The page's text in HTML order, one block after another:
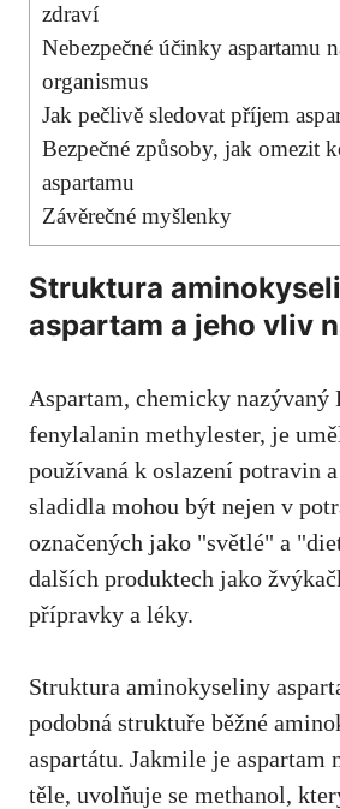
zdraví
Nebezpečné účinky aspartamu
organismus
Jak pečlivě sledovat příjem
Bezpečné způsoby, jak omezit
aspartamu
Závěrečné myšlenky
Struktura
aspartam a jeho vliv
Aspartam, chemicky
fenylalanin methylester, je⁣
používaná k oslazení potravin
sladidla mohou být nejen v
označených jako "světlé" a
dalších produktech jako
přípravky ‌a léky.
Struktura aminokyseliny
podobná struktuře běžné
aspartátu. Jakmile ⁢je aspartam
těle, uvolňuje se⁢ methanol,